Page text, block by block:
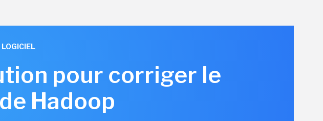
LOGICIEL
pour corriger le
Hadoop